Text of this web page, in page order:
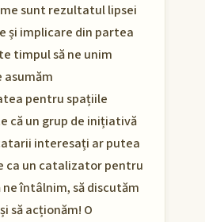
sunt rezultatul lipsei
și implicare din partea
timpul să ne unim
asumăm
pentru spațiile
că un grup de inițiativă
interesați ar putea
ca un catalizator pentru
ne întâlnim, să discutăm
să acționăm! O